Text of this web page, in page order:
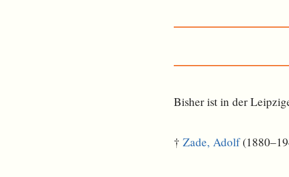
Bisher ist in der
† Zade, Adolf